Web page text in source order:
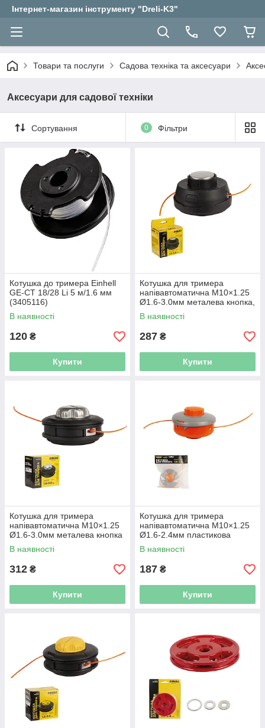
Інтернет-магазин інструменту "Dreli-K3"
Товари та послуги Садова техніка та аксесуари
Аксесуари для садової техніки
Сортування 0 Фільтри
Котушка до тримера Einhell
GE-CT 18/28 Li 5 м/1.6 мм
(3405116)
В наявності
120 ₴
Купити
Котушка для тримера
напівавтоматична M10×1.25
Ø1.6-3.0мм металева кнопка,
підшипник SIGMA (5613441)
В наявності
287 ₴
Купити
Котушка для тримера
напівавтоматична M10×1.25
Ø1.6-3.0мм металева кнопка
SIGMA (5613501)
В наявності
312 ₴
Купити
Котушка для тримера
напівавтоматична M10×1.25
Ø1.6-2.4мм пластикова
кнопка SIGMA (5613521)
В наявності
187 ₴
Купити